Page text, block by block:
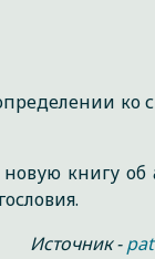
ко
книгу об
Источник -